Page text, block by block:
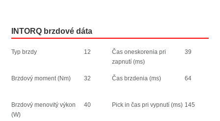
INTORQ brzdové dáta
Typ brzdy 12
Brzdový moment (Nm) 32
Brzdový menovitý výkon
(W)
40
Čas oneskorenia pri
zapnutí (ms)
39
Čas brzdenia (ms) 64
Pick in čas pri vypnutí (ms) 145